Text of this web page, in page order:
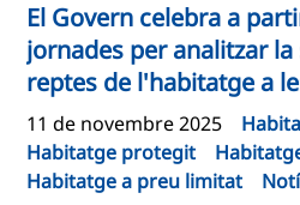
El Govern celebra a
jornades per analitzar
reptes de l'habitatge a
11 de novembre 2025
Habitatge protegit
Habitatge a preu limitat